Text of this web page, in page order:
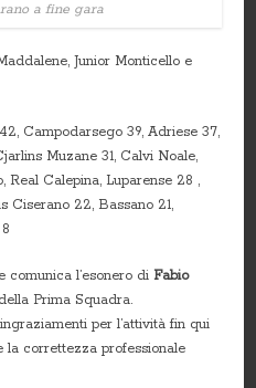
a fine gara
Junior Monticello e
Campodarsego 39, Adriese 37,
Muzane 31, Calvi Noale,
Real Calepina, Luparense 28 ,
22, Bassano 21,
comunica l’esonero diFabio
Prima Squadra.
per l’attività fin qui
la correttezza professionale